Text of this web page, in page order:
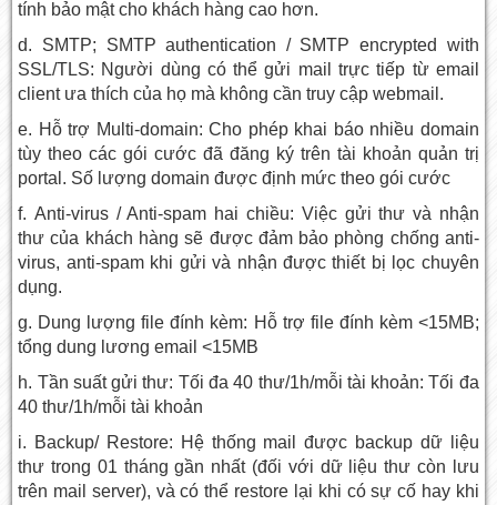
tính bảo mật cho khách hàng cao hơn.
d. SMTP; SMTP authentication / SMTP encrypted with
SSL/TLS: Người dùng có thể gửi mail trực tiếp từ email
client ưa thích của họ mà không cần truy cập webmail.
e. Hỗ trợ Multi-domain: Cho phép khai báo nhiều domain
tùy theo các gói cước đã đăng ký trên tài khoản quản trị
portal. Số lượng domain được định mức theo gói cước
f. Anti-virus / Anti-spam hai chiều: Việc gửi thư và nhận
thư của khách hàng sẽ được đảm bảo phòng chống anti-
virus, anti-spam khi gửi và nhận được thiết bị lọc chuyên
dụng.
g. Dung lượng file đính kèm: Hỗ trợ file đính kèm <15MB;
tổng dung lương email <15MB
h. Tần suất gửi thư: Tối đa 40 thư/1h/mỗi tài khoản: Tối đa
40 thư/1h/mỗi tài khoản
i. Backup/ Restore: Hệ thống mail được backup dữ liệu
thư trong 01 tháng gần nhất (đối với dữ liệu thư còn lưu
trên mail server), và có thể restore lại khi có sự cố hay khi